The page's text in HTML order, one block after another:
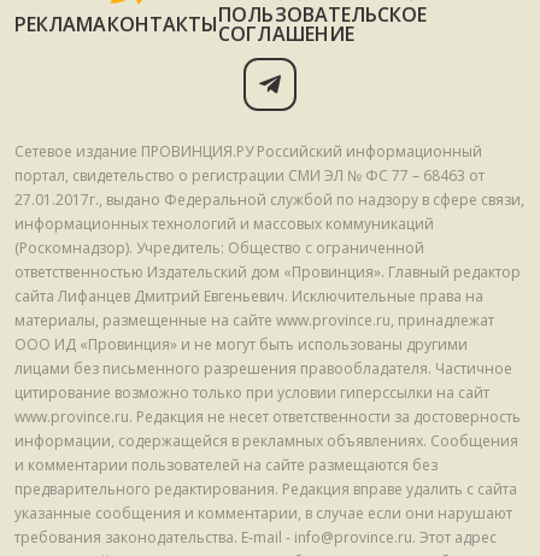
РЕКЛАМАКОНТАКТЫПОЛЬЗОВАТЕЛЬСКОЕ
СОГЛАШЕНИЕ
Сетевое издание ПРОВИНЦИЯ.РУ Российский информационный
портал, свидетельство о регистрации СМИ ЭЛ № ФС 77 – 68463 от
27.01.2017г., выдано Федеральной службой по надзору в сфере связи,
информационных технологий и массовых коммуникаций
(Роскомнадзор). Учредитель: Общество с ограниченной
ответственностью Издательский дом «Провинция». Главный редактор
сайта Лифанцев Дмитрий Евгеньевич. Исключительные права на
материалы, размещенные на сайте www.province.ru, принадлежат
ООО ИД «Провинция» и не могут быть использованы другими
лицами без письменного разрешения правообладателя. Частичное
цитирование возможно только при условии гиперссылки на сайт
www.province.ru. Редакция не несет ответственности за достоверность
информации, содержащейся в рекламных объявлениях. Сообщения
и комментарии пользователей на сайте размещаются без
предварительного редактирования. Редакция вправе удалить с сайта
указанные сообщения и комментарии, в случае если они нарушают
требования законодательства. E-mail - info@province.ru. Этот адрес